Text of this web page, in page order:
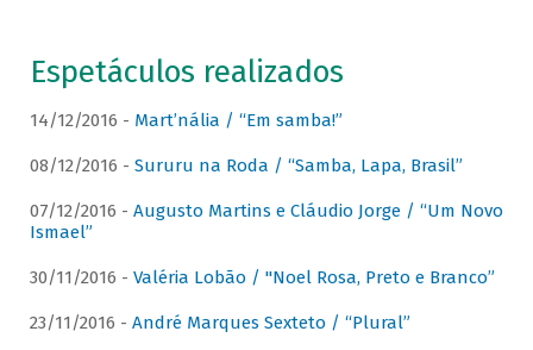
Espetáculos realizados
14/12/2016 - Mart’nália / “Em samba!”
08/12/2016 - Sururu na Roda / “Samba, Lapa, Brasil”
07/12/2016 - Augusto Martins e Cláudio Jorge / “Um Novo
Ismael”
30/11/2016 - Valéria Lobão / "Noel Rosa, Preto e Branco”
23/11/2016 - André Marques Sexteto / “Plural”